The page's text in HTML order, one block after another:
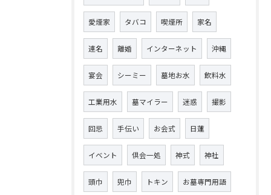
愛煙家 タバコ 喫煙所 家名
連名 離婚 インターネット 沖縄
宴会 シーミー 墓地お水 飲料水
工業用水 墓マイラー 迷惑 撮影
回忌 手伝い お会式 日蓮
イベント 倶会一処 神式 神社
頭巾 兜巾 トキン お墓専門用語